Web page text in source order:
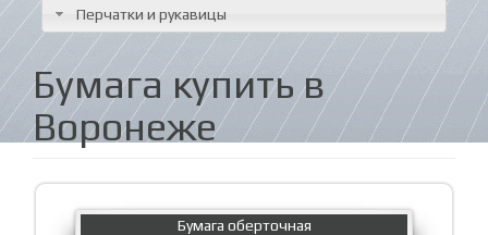
Перчатки и рукавицы
Бумага купить в
Воронеже
Бумага оберточная